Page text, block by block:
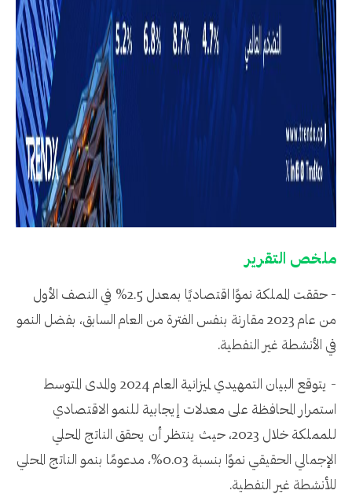
ملخص التقرير
- حققت المملكة نموًا اقتصاديًا بمعدل 2.5% في النصف الأول
من عام 2023 مقارنة بنفس الفترة من العام السابق، بفضل النمو
في الأنشطة غير النفطية.
- يتوقع البيان التمهيدي لميزانية العام 2024 والمدى المتوسط
استمرار المحافظة على معدلات إيجابية للنمو الاقتصادي
للمملكة خلال 2023، حيث ينتظر أن يحقق الناتج المحلي
الإجمالي الحقيقي نموًا بنسبة 0.03%، مدعومًا بنمو الناتج المحلي
للأنشطة غير النفطية.